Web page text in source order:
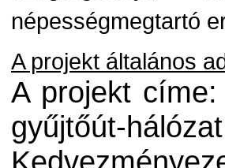
népességmegtartó
A projekt általános
A projekt címe:
gyűjtőút-